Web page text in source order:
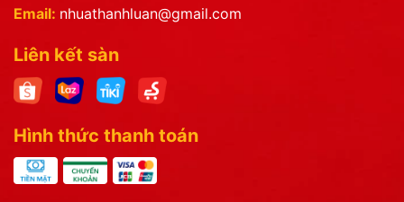
Email: nhuathanhluan@gmail.com
Liên kết sàn
Hình thức thanh toán